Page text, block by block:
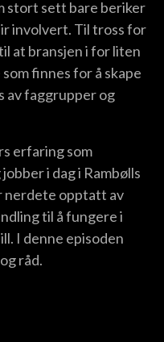
stort sett bare beriker
involvert. Til tross for
at bransjen i for liten
finnes for å skape
av faggrupper og
erfaring som
i dag i Rambølls
nerdete opptatt av
til å fungere i
I denne episoden
råd.